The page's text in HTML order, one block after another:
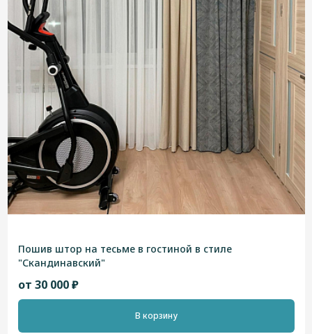
Пошив штор на тесьме в гостиной в стиле
"Скандинавский"
от 30 000 ₽
В корзину